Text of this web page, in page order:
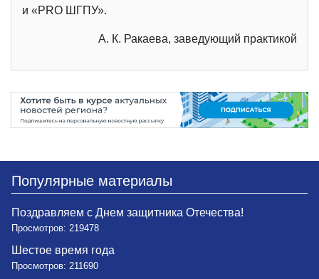
и «PRO ШГПУ».
А. К. Ракаева, заведующий практикой
Популярные материалы
Поздравляем с Днем защитника Отечества!
Просмотров: 219478
Шестое время года
Просмотров: 211690